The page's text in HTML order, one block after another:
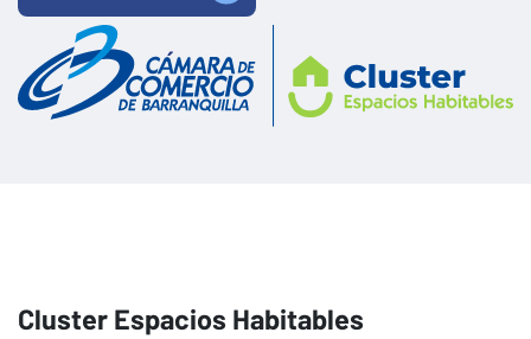
Cluster Espacios Habitables